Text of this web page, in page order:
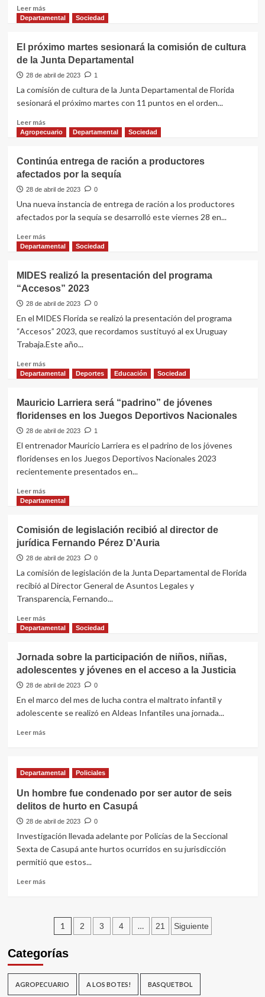
empleo
en
Leer másLeer
más
de
goles
Departamental Sociedad
El próximo martes sesionará la comisión de cultura
de la Junta Departamental
28 de abril de 2023 1
La comisión de cultura de la Junta Departamental de Florida
sesionará el próximo martes con 11 puntos en el orden...
Leer másLeer
más
próximo
martes
sesionará
de
de
Departamental
Agropecuario Departamental Sociedad
Continúa entrega de ración a productores
afectados por la sequía
28 de abril de 2023 0
Una nueva instancia de entrega de ración a los productores
afectados por la sequía se desarrolló este viernes 28 en...
Leer másLeer
más
entrega
de
ración
a
afectados
por
sequía
Departamental Sociedad
MIDES realizó la presentación del programa
“Accesos” 2023
28 de abril de 2023 0
En el MIDES Florida se realizó la presentación del programa
“Accesos” 2023, que recordamos sustituyó al ex Uruguay
Trabaja.Este año...
Leer másLeer
más
realizó
la
presentación
“Accesos”
2023
Departamental Deportes Educación Sociedad
Mauricio Larriera será “padrino” de jóvenes
floridenses en los Juegos Deportivos Nacionales
28 de abril de 2023 1
El entrenador Mauricio Larriera es el padrino de los jóvenes
floridenses en los Juegos Deportivos Nacionales 2023
recientemente presentados en...
Leer másLeer
más
Larriera
será
“padrino”
de
floridenses
en
Juegos
Deportivos
Departamental
Comisión de legislación recibió al director de
jurídica Fernando Pérez D’Auria
28 de abril de 2023 0
La comisión de legislación de la Junta Departamental de Florida
recibió al Director General de Asuntos Legales y
Transparencia, Fernando...
Leer másLeer
más
de
legislación
recibió
de
Departamental Sociedad
Jornada sobre la participación de niños, niñas,
adolescentes y jóvenes en el acceso a la Justicia
28 de abril de 2023 0
En el marco del mes de lucha contra el maltrato infantil y
adolescente se realizó en Aldeas Infantiles una jornada...
Leer másLeer
sobre
participación
de
niños,
niñas,
adolescentes
y
jóvenes
Justicia
Departamental Policiales
Un hombre fue condenado por ser autor de seis
delitos de hurto en Casupá
28 de abril de 2023 0
Investigación llevada adelante por Policías de la Seccional
Sexta de Casupá ante hurtos ocurridos en su jurisdicción
permitió que estos...
Leer másLeer
hombre
fue
condenado
por
autor
Paginación
de
1 2 3 4 … 21 Siguiente
Categorías
AGROPECUARIO A LOS BOTES! BASQUETBOL